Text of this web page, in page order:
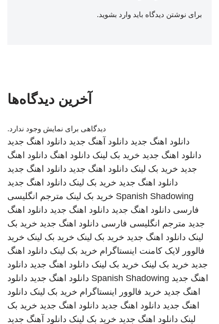
برای نوشتن دیدگاه باید وارد بشوید.
آخرین دیدگاه‌ها
دیدگاهی برای نمایش وجود ندارد.
دانلود اهنگ جدید دانلود آهنگ جدید دانلود اهنگ جدید
دانلود اهنگ جدید خرید بک لینک دانلود اهنگ دانلود اهنگ
جدید خرید بک لینک دانلود اهنگ جدید دانلود اهنگ جدید
دانلود اهنگ جدید خرید بک لینک دانلود اهنگ جدید
Spanish Shadowing خرید بک لینک مترجم انگلیسی
فارسی دانلود اهنگ جدید دانلود اهنگ جدید دانلود اهنگ
جدید مترجم انگلیسی فارسی دانلود اهنگ جدید خرید بک
لینک دانلود اهنگ جدید خرید بک لینک خرید بک لینک خرید
فالوور لایک کامنت اینستاگرام خرید بک لینک دانلود اهنگ
جدید خرید بک لینک خرید بک لینک دانلود اهنگ جدید دانلود
اهنگ جدید Spanish Shadowing دانلود اهنگ جدید دانلود
اهنگ جدید خرید فالوور اینستاگرام خرید بک لینک دانلود
اهنگ جدید دانلود اهنگ جدید دانلود اهنگ جدید خرید بک
لینک دانلود اهنگ جدید خرید بک لینک دانلود آهنگ جدید